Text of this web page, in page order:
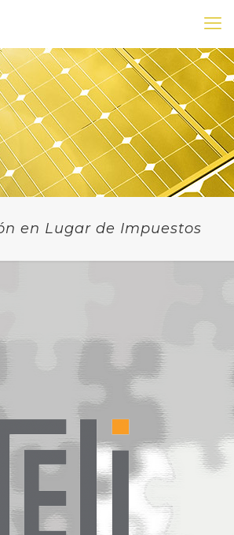
en Lugar de Impuestos